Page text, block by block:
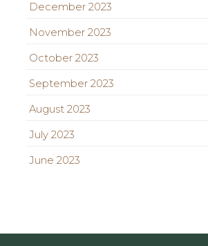
December 2023
November 2023
October 2023
September 2023
August 2023
July 2023
June 2023